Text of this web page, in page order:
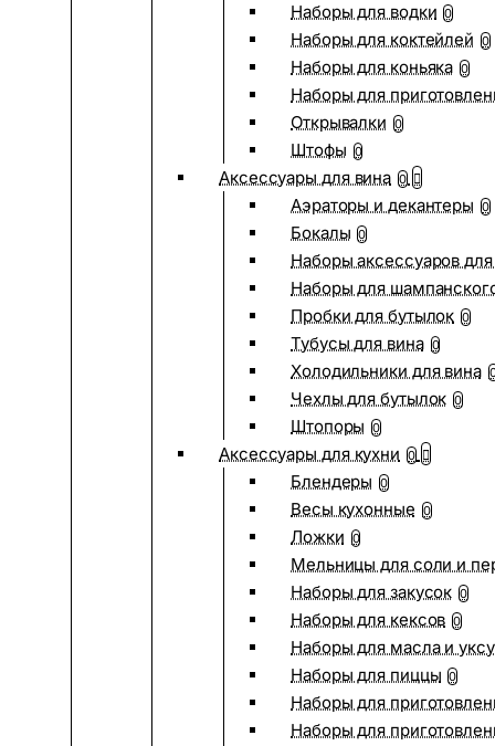
Наборы для водки 0
Наборы для коктейлей 0
Наборы для коньяка 0
Наборы для
Открывалки 0
Штофы 0
Аксессуары для вина 0
Аэраторы и декантеры 0
Бокалы 0
Наборы аксессуаров
Наборы для
Пробки для бутылок 0
Тубусы для вина 0
Холодильники для вина
Чехлы для бутылок 0
Штопоры 0
Аксессуары для кухни 0
Блендеры 0
Весы кухонные 0
Ложки 0
Мельницы для соли и
Наборы для закусок 0
Наборы для кексов 0
Наборы для масла и
Наборы для пиццы 0
Наборы для
Наборы для